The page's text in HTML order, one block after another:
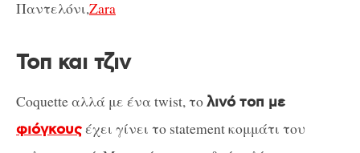
Παντελόνι,Zara
Τοπ και τζιν
Coquette αλλά με ένα twist, τολινό τοπ με
φιόγκουςέχει γίνει το statement κομμάτι του